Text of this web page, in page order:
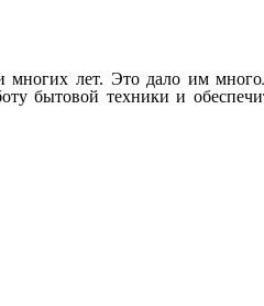
лет. Это дало им
бытовой техники и